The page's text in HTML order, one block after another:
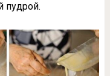
пудрой.